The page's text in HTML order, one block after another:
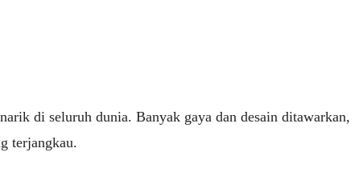
di seluruh dunia. Banyak gaya dan desain ditawarkan,
terjangkau.